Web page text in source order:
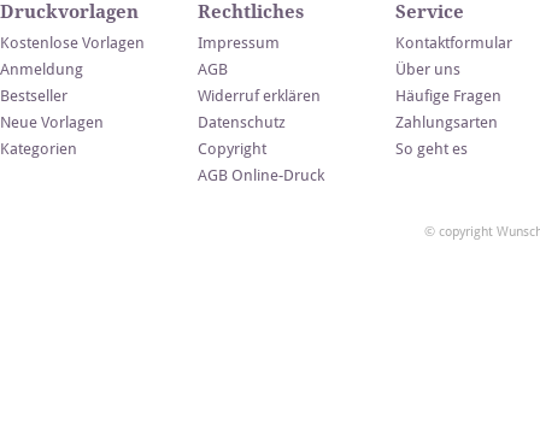
Druckvorlagen
Kostenlose Vorlagen
Anmeldung
Bestseller
Neue Vorlagen
Kategorien
Rechtliches
Impressum
AGB
Widerruf erklären
Datenschutz
Copyright
AGB Online-Druck
Service
Kontaktformular
Über uns
Häufige Fragen
Zahlungsarten
So geht es
© copyright